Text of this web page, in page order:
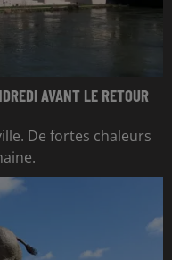
AVANT LE RETOUR
De fortes chaleurs